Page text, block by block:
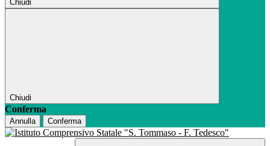
Chiudi
Chiudi
Conferma
Annulla Conferma